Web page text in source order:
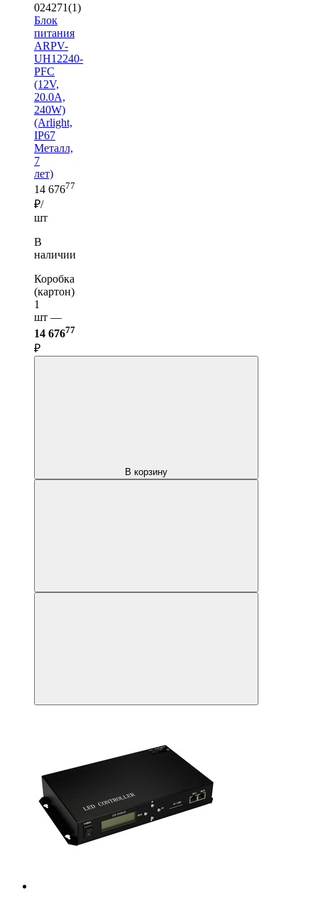
024271(1)
Блок
питания
ARPV-
UH12240-
PFC
(12V,
20.0A,
240W)
(Arlight,
IP67
Металл,
7
лет)
14 67677
₽/
шт
В
наличии
Коробка
(картон)
1
шт —
14 67677
₽
В корзину